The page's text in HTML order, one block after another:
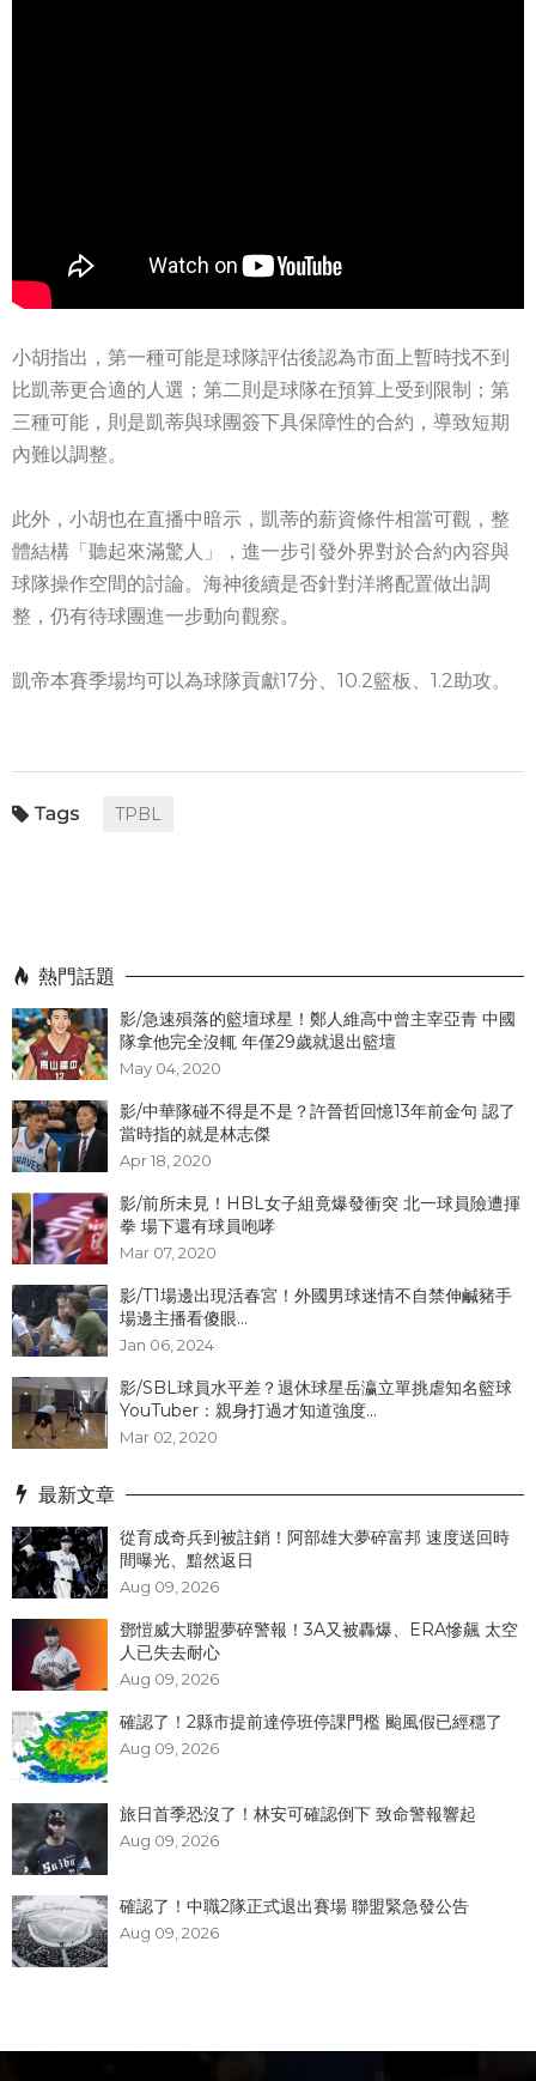
小胡指出，第一種可能是球隊評估後認為市面上暫時找不到
比凱蒂更合適的人選；第二則是球隊在預算上受到限制；第
三種可能，則是凱蒂與球團簽下具保障性的合約，導致短期
內難以調整。
此外，小胡也在直播中暗示，凱蒂的薪資條件相當可觀，整
體結構「聽起來滿驚人」，進一步引發外界對於合約內容與
球隊操作空間的討論。海神後續是否針對洋將配置做出調
整，仍有待球團進一步動向觀察。
凱帝本賽季場均可以為球隊貢獻17分、10.2籃板、1.2助攻。
TPBL
熱門話題
影/急速殞落的籃壇球星！鄭人維高中曾主宰亞青 中國
隊拿他完全沒輒 年僅29歲就退出籃壇
May 04, 2020
影/中華隊碰不得是不是？許晉哲回憶13年前金句 認了
當時指的就是林志傑
Apr 18, 2020
影/前所未見！HBL女子組竟爆發衝突 北一球員險遭揮
拳 場下還有球員咆哮
Mar 07, 2020
影/T1場邊出現活春宮！外國男球迷情不自禁伸鹹豬手
場邊主播看傻眼...
Jan 06, 2024
影/SBL球員水平差？退休球星岳瀛立單挑虐知名籃球
YouTuber：親身打過才知道強度...
Mar 02, 2020
最新文章
從育成奇兵到被註銷！阿部雄大夢碎富邦 速度送回時
間曝光、黯然返日
Aug 09, 2026
鄧愷威大聯盟夢碎警報！3A又被轟爆、ERA慘飆 太空
人已失去耐心
Aug 09, 2026
確認了！2縣市提前達停班停課門檻 颱風假已經穩了
Aug 09, 2026
旅日首季恐沒了！林安可確認倒下 致命警報響起
Aug 09, 2026
確認了！中職2隊正式退出賽場 聯盟緊急發公告
Aug 09, 2026